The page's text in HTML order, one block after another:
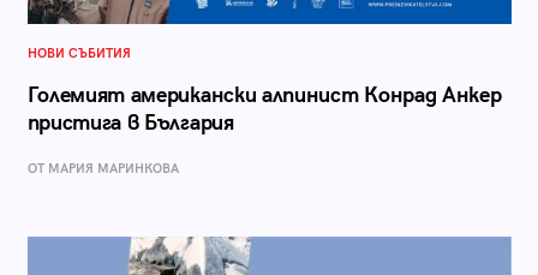
НОВИ СЪБИТИЯ
Големият американски алпинист Конрад Анкер
пристига в България
ОТ МАРИЯ МАРИНКОВА